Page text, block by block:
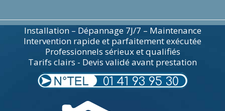
Installation – Dépannage 7J/7 – Maintenance
Intervention rapide et parfaitement exécutée
Professionnels sérieux et qualifiés
Tarifs clairs - Devis validé avant prestation
01 41 93 95 30